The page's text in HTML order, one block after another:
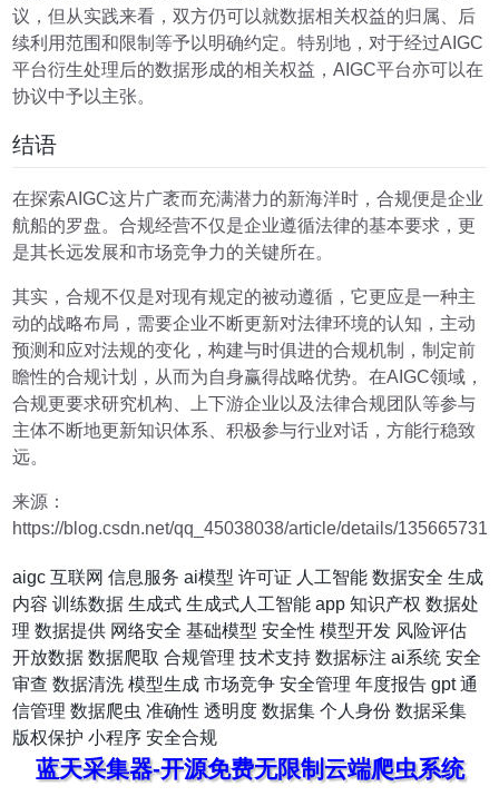
议，但从实践来看，双方仍可以就数据相关权益的归属、后
续利用范围和限制等予以明确约定。特别地，对于经过AIGC
平台衍生处理后的数据形成的相关权益，AIGC平台亦可以在
协议中予以主张。
结语
在探索AIGC这片广袤而充满潜力的新海洋时，合规便是企业
航船的罗盘。合规经营不仅是企业遵循法律的基本要求，更
是其长远发展和市场竞争力的关键所在。
其实，合规不仅是对现有规定的被动遵循，它更应是一种主
动的战略布局，需要企业不断更新对法律环境的认知，主动
预测和应对法规的变化，构建与时俱进的合规机制，制定前
瞻性的合规计划，从而为自身赢得战略优势。在AIGC领域，
合规更要求研究机构、上下游企业以及法律合规团队等参与
主体不断地更新知识体系、积极参与行业对话，方能行稳致
远。
来源：
https://blog.csdn.net/qq_45038038/article/details/135665731
aigc 互联网 信息服务 ai模型 许可证 人工智能 数据安全 生成
内容 训练数据 生成式 生成式人工智能 app 知识产权 数据处
理 数据提供 网络安全 基础模型 安全性 模型开发 风险评估
开放数据 数据爬取 合规管理 技术支持 数据标注 ai系统 安全
审查 数据清洗 模型生成 市场竞争 安全管理 年度报告 gpt 通
信管理 数据爬虫 准确性 透明度 数据集 个人身份 数据采集
版权保护 小程序 安全合规
蓝天采集器-开源免费无限制云端爬虫系统